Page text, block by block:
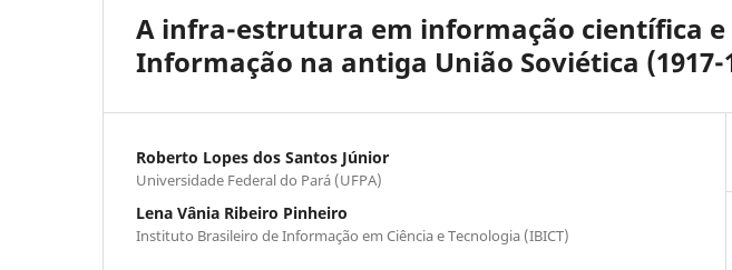
A infra-estrutura em informação científica e
Informação na antiga União Soviética (1917-
Roberto Lopes dos Santos Júnior
Universidade Federal do Pará (UFPA)
Lena Vânia Ribeiro Pinheiro
Instituto Brasileiro de Informação em Ciência e Tecnologia (IBICT)